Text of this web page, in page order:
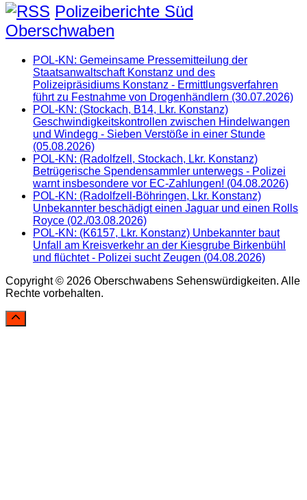
Polizeiberichte Süd
Oberschwaben
POL-KN: Gemeinsame Pressemitteilung der
Staatsanwaltschaft Konstanz und des
Polizeipräsidiums Konstanz - Ermittlungsverfahren
führt zu Festnahme von Drogenhändlern (30.07.2026)
POL-KN: (Stockach, B14, Lkr. Konstanz)
Geschwindigkeitskontrollen zwischen Hindelwangen
und Windegg - Sieben Verstöße in einer Stunde
(05.08.2026)
POL-KN: (Radolfzell, Stockach, Lkr. Konstanz)
Betrügerische Spendensammler unterwegs - Polizei
warnt insbesondere vor EC-Zahlungen! (04.08.2026)
POL-KN: (Radolfzell-Böhringen, Lkr. Konstanz)
Unbekannter beschädigt einen Jaguar und einen Rolls
Royce (02./03.08.2026)
POL-KN: (K6157, Lkr. Konstanz) Unbekannter baut
Unfall am Kreisverkehr an der Kiesgrube Birkenbühl
und flüchtet - Polizei sucht Zeugen (04.08.2026)
Copyright © 2026 Oberschwabens Sehenswürdigkeiten. Alle
Rechte vorbehalten.